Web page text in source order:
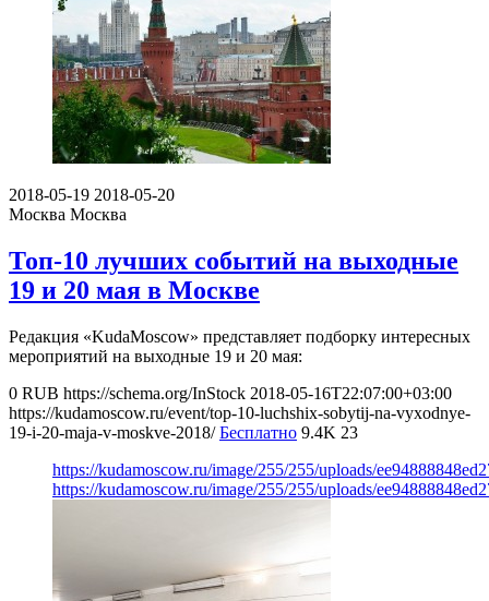
2018-05-19 2018-05-20
Москва Москва
Топ-10 лучших событий на выходные
19 и 20 мая в Москве
Редакция «KudaMoscow» представляет подборку интересных
мероприятий на выходные 19 и 20 мая:
0 RUB https://schema.org/InStock 2018-05-16T22:07:00+03:00
https://kudamoscow.ru/event/top-10-luchshix-sobytij-na-vyxodnye-
19-i-20-maja-v-moskve-2018/ Бесплатно 9.4K 23
https://kudamoscow.ru/image/255/255/uploads/
https://kudamoscow.ru/image/255/255/uploads/